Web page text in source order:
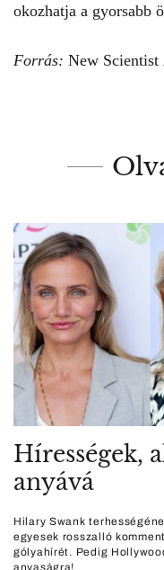
okozhatja a gyorsabb
Forrás: New Scientist
Hírességek,
anyává
Hilary Swank
egyesek rosszalló
gólyahírét. Pedig
anyaságra!